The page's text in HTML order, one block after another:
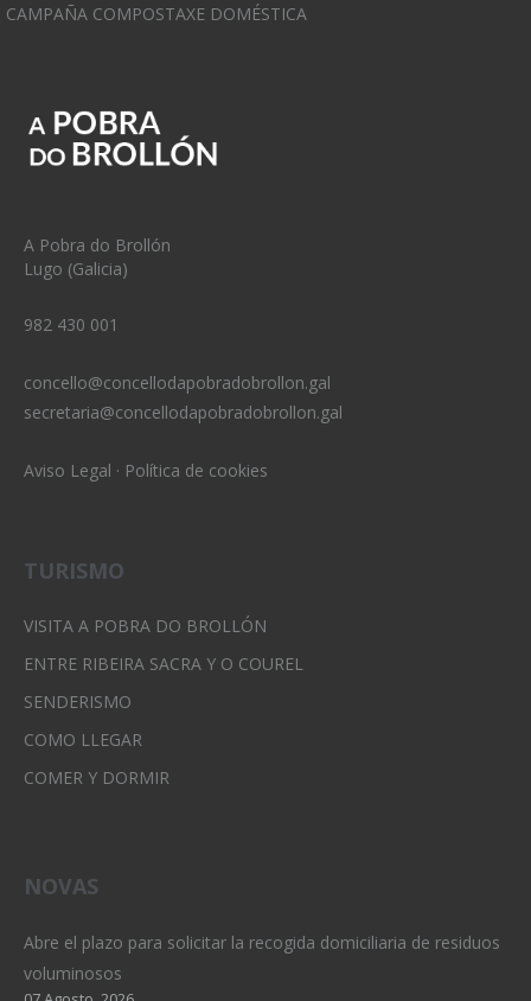
CAMPAÑA COMPOSTAXE DOMÉSTICA
A Pobra do Brollón
Lugo (Galicia)
982 430 001
concello@concellodapobradobrollon.gal
secretaria@concellodapobradobrollon.gal
Aviso Legal · Política de cookies
TURISMO
VISITA A POBRA DO BROLLÓN
ENTRE RIBEIRA SACRA Y O COUREL
SENDERISMO
COMO LLEGAR
COMER Y DORMIR
NOVAS
Abre el plazo para solicitar la recogida domiciliaria de residuos
voluminosos